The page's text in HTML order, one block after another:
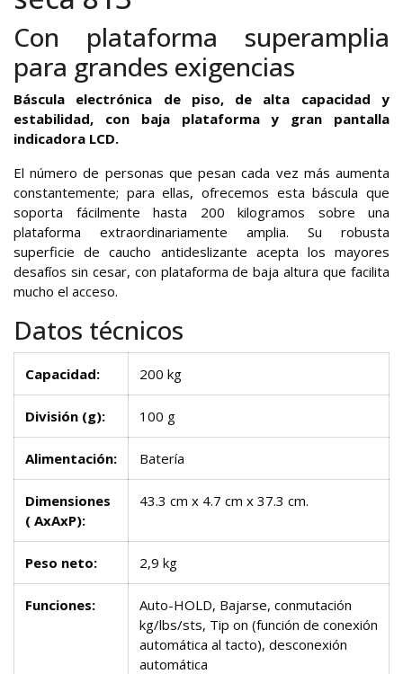
Con plataforma superamplia
para grandes exigencias
Báscula electrónica de piso, de alta capacidad y
estabilidad, con baja plataforma y gran pantalla
indicadora LCD.
El número de personas que pesan cada vez más aumenta
constantemente; para ellas, ofrecemos esta báscula que
soporta fácilmente hasta 200 kilogramos sobre una
plataforma extraordinariamente amplia. Su robusta
superficie de caucho antideslizante acepta los mayores
desafíos sin cesar, con plataforma de baja altura que facilita
mucho el acceso.
Datos técnicos
Capacidad: 200 kg
División (g): 100 g
Alimentación: Batería
Dimensiones
( AxAxP):
43.3 cm x 4.7 cm x 37.3 cm.
Peso neto: 2,9 kg
Funciones:
Auto-HOLD, Bajarse, conmutación
kg/lbs/sts, Tip on (función de conexión
automática al tacto), desconexión
automática